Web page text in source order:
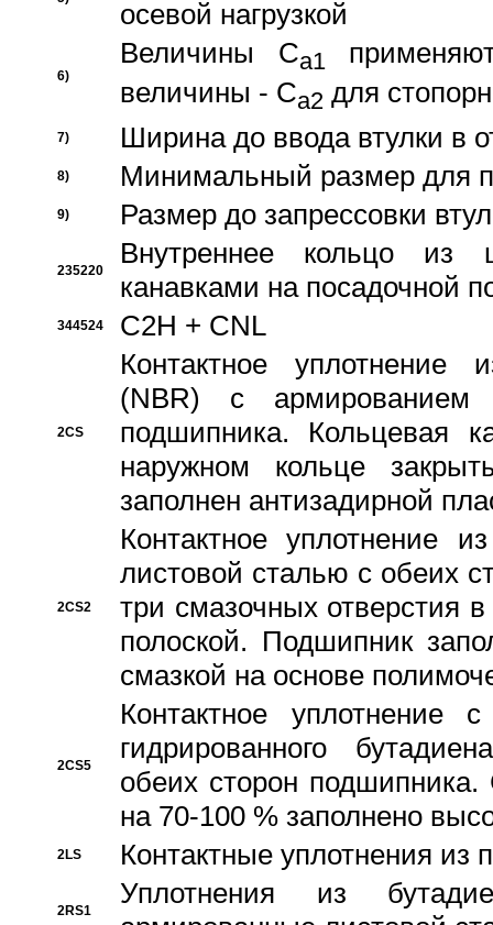
осевой нагрузкой
6)
Величины Ca1
величины - Ca2 для
7) Ширина до ввода втулки в
8) Минимальный размер для
9) Размер до запрессовки
235220
Внутреннее кольцо из
канавками на посадочной
344524 C2H + CNL
2CS
Контактное уплотнение
(NBR) с
подшипника. Кольцевая
наружном кольце
заполнен антизадирной
2CS2
Контактное уплотнение
листовой сталью с обеих
три смазочных отверстия
полоской. Подшипник
смазкой на основе
2CS5
Контактное уплотнение
гидрированного
обеих сторон
на 70-100 % заполнено
2LS Контактные уплотнения из
2RS1
Уплотнения из